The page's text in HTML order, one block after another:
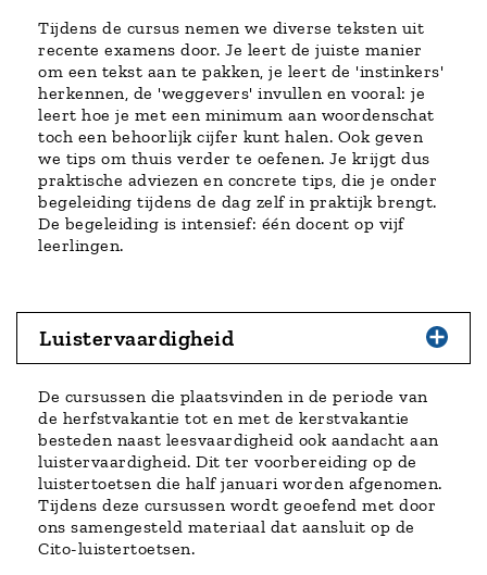
Tijdens de cursus nemen we diverse teksten uit
recente examens door. Je leert de juiste manier
om een tekst aan te pakken, je leert de 'instinkers'
herkennen, de 'weggevers' invullen en vooral: je
leert hoe je met een minimum aan woordenschat
toch een behoorlijk cijfer kunt halen. Ook geven
we tips om thuis verder te oefenen. Je krijgt dus
praktische adviezen en concrete tips, die je onder
begeleiding tijdens de dag zelf in praktijk brengt.
De begeleiding is intensief: één docent op vijf
leerlingen.
Luistervaardigheid
De cursussen die plaatsvinden in de periode van
de herfstvakantie tot en met de kerstvakantie
besteden naast leesvaardigheid ook aandacht aan
luistervaardigheid. Dit ter voorbereiding op de
luistertoetsen die half januari worden afgenomen.
Tijdens deze cursussen wordt geoefend met door
ons samengesteld materiaal dat aansluit op de
Cito-luistertoetsen.